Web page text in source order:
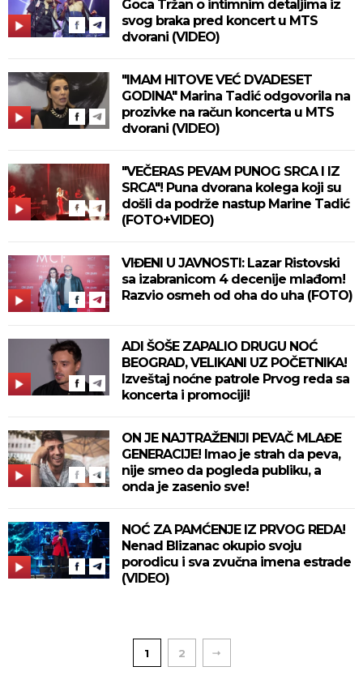
Goca Tržan o intimnim detaljima iz
svog braka pred koncert u MTS
dvorani (VIDEO)
"IMAM HITOVE VEĆ DVADESET
GODINA" Marina Tadić odgovorila na
prozivke na račun koncerta u MTS
dvorani (VIDEO)
"VEČERAS PEVAM PUNOG SRCA I IZ
SRCA"! Puna dvorana kolega koji su
došli da podrže nastup Marine Tadić
(FOTO+VIDEO)
VIĐENI U JAVNOSTI: Lazar Ristovski
sa izabranicom 4 decenije mlađom!
Razvio osmeh od oha do uha (FOTO)
ADI ŠOŠE ZAPALIO DRUGU NOĆ
BEOGRAD, VELIKANI UZ POČETNIKA!
Izveštaj noćne patrole Prvog reda sa
koncerta i promociji!
ON JE NAJTRAŽENIJI PEVAČ MLAĐE
GENERACIJE! Imao je strah da peva,
nije smeo da pogleda publiku, a
onda je zasenio sve!
NOĆ ZA PAMĆENJE IZ PRVOG REDA!
Nenad Blizanac okupio svoju
porodicu i sva zvučna imena estrade
(VIDEO)
1 2